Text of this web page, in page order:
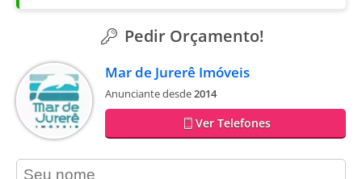
Pedir Orçamento!
Mar de Jurerê Imóveis
Anunciante desde2014
Ver Telefones
contact_name